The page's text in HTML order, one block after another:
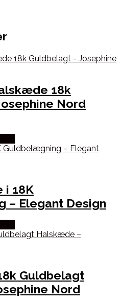
18k
Nord
i 18K
– Elegant Design
Guldbelagt
Nord